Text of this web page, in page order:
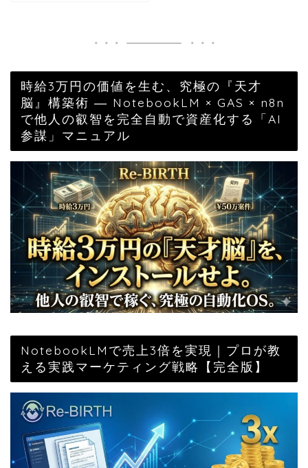
時給3万円の価値を生む、究極の『天才
脳』構築術 ― NotebookLM × GAS × n8n
で他人の叡智を完全自動で資産化する「AI
参謀」マニュアル
NotebookLMで売上3倍を実現｜プロが教
える実践マーケティング戦略【完全版】